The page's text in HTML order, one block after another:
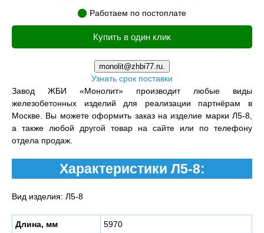
Работаем по постоплате
Купить в один клик
monolit@zhbi77.ru.
Узнать срок поставки
Завод ЖБИ «Монолит» производит любые виды
железобетонных изделий для реализации партнёрам в
Москве. Вы можете оформить заказ на изделие марки Л5-8,
а также любой другой товар на сайте или по телефону
отдела продаж.
Характеристики Л5-8:
Вид изделия: Л5-8
Длина, мм
5970